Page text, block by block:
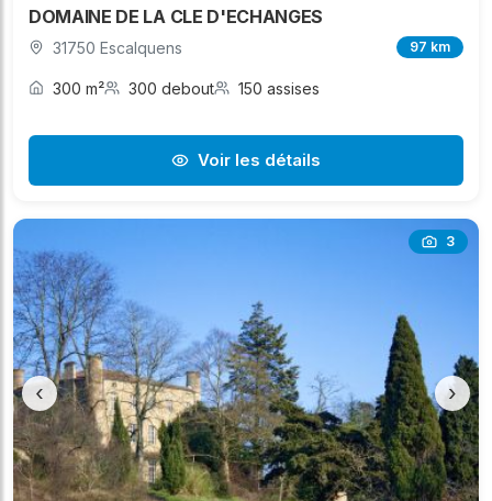
DOMAINE DE LA CLE D'ECHANGES
31750 Escalquens 97 km
300 m² 300 debout 150 assises
Voir les détails
3
‹ ›